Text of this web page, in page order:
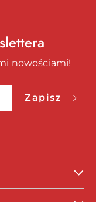
nowościami!
Zapisz